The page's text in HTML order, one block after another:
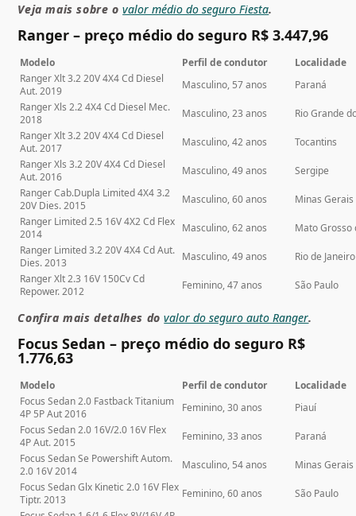
Veja mais sobre ovalor médio do seguro Fiesta.
Ranger – preço médio do seguro R$ 3.447,96
Modelo Perfil de condutor
Localidade
Ranger Xlt 3.2 20V 4X4 Cd Diesel
Aut. 2019
Masculino, 57 anos
Paraná
Ranger Xls 2.2 4X4 Cd Diesel Mec.
2018
Masculino, 23 anos
Rio Grande
Ranger Xlt 3.2 20V 4X4 Cd Diesel
Aut. 2017
Masculino, 42 anos
Tocantins
Ranger Xls 3.2 20V 4X4 Cd Diesel
Aut. 2016
Masculino, 49 anos
Sergipe
Ranger Cab.Dupla Limited 4X4 3.2
20V Dies. 2015
Masculino, 60 anos
Minas Gerais
Ranger Limited 2.5 16V 4X2 Cd Flex
2014
Masculino, 62 anos
Mato Grosso
Ranger Limited 3.2 20V 4X4 Cd Aut.
Dies. 2013
Masculino, 49 anos
Rio de Janeiro
Ranger Xlt 2.3 16V 150Cv Cd
Repower. 2012
Feminino, 47 anos São Paulo
Confira mais detalhes dovalor do seguro auto Ranger.
Focus Sedan – preço médio do seguro R$
1.776,63
Modelo Perfil de condutor
Localidade
Focus Sedan 2.0 Fastback Titanium
4P 5P Aut 2016
Feminino, 30 anos
Piauí
Focus Sedan 2.0 16V/2.0 16V Flex
4P Aut. 2015
Feminino, 33 anos
Paraná
Focus Sedan Se Powershift Autom.
2.0 16V 2014
Masculino, 54 anos
Minas Gerais
Focus Sedan Glx Kinetic 2.0 16V Flex
Tiptr. 2013
Feminino, 60 anos
São Paulo